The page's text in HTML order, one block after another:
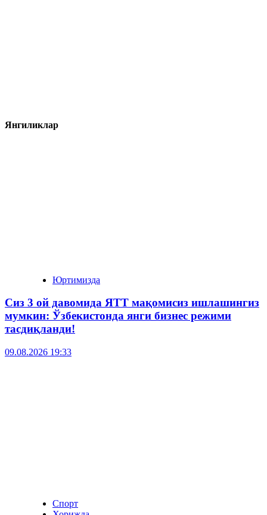
Янгиликлар
Юртимизда
Сиз 3 ой давомида ЯТТ мақомисиз ишлашингиз
мумкин: Ўзбекистонда янги бизнес режими
тасдиқланди!
09.08.2026 19:33
Спорт